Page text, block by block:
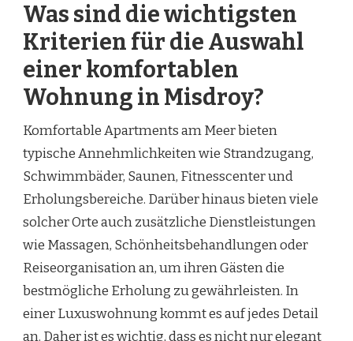
Was sind die wichtigsten
Kriterien für die Auswahl
einer komfortablen
Wohnung in Misdroy?
Komfortable Apartments am Meer bieten
typische Annehmlichkeiten wie Strandzugang,
Schwimmbäder, Saunen, Fitnesscenter und
Erholungsbereiche. Darüber hinaus bieten viele
solcher Orte auch zusätzliche Dienstleistungen
wie Massagen, Schönheitsbehandlungen oder
Reiseorganisation an, um ihren Gästen die
bestmögliche Erholung zu gewährleisten. In
einer Luxuswohnung kommt es auf jedes Detail
an. Daher ist es wichtig, dass es nicht nur elegant